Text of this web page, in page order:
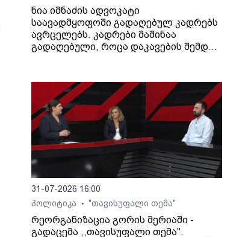
ნია იმნაძის ადვოკატი
საავადმყოფოში გადაღებულ კადრებს
ავრცელებს. კადრები მაშინაა
გადაღებული, როცა დაკავების შემდეგ
31-07-2026 16:00
პოლიტიკა
• "თავისუფალი თემა"
რეორგანიზაცია გორის მერიაში -
გადაცემა ,,თავისუფალი თემა".